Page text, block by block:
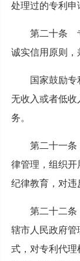
处理过的专利申
第二十条 专
诚实信用原则，
国家鼓励专利
无收入或者低收
务。
第二十一条
律管理，组织开
纪律教育，对违
第二十二条
辖市人民政府
式，对专利代理